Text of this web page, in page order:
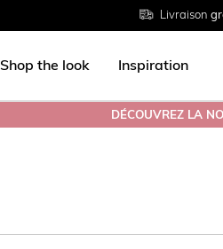
Livraison
Retour
Shop the look Inspiration
DÉCOUVREZ LA